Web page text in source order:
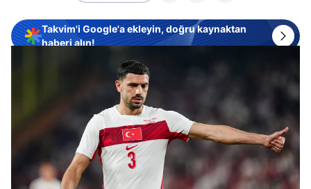
Takvim'i Google'a ekleyin, doğru kaynaktan
haberi alın!